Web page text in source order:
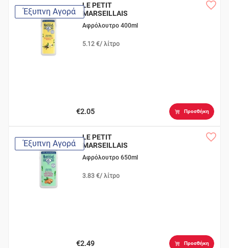
Έξυπνη Αγορά
LE PETIT
MARSEILLAIS
Βιολογικό Γάλα
Βανίλιας
Αφρόλουτρο 400ml
5.12 €/ λίτρο
€2.05 Προσθήκη
Έξυπνη Αγορά
LE PETIT
MARSEILLAIS
Βιολογικό Γάλα
Αμυγδάλου
Αφρόλουτρο 650ml
3.83 €/ λίτρο
€2.49 Προσθήκη